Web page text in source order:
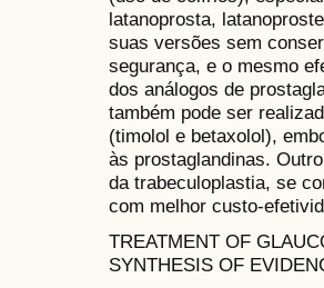
latanoprosta,
suas versões sem
segurança, e o mesmo
dos análogos de
também pode ser
(timolol e betaxolol),
às prostaglandinas.
da trabeculoplastia, se
com melhor custo-
TREATMENT OF
SYNTHESIS OF